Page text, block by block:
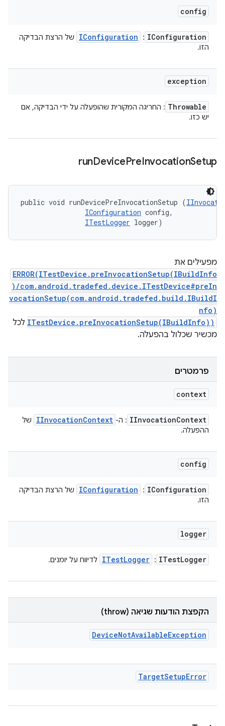
config
IConfiguration
:
IConfiguration
של הרצת הבדיקה
הזו.
exception
Throwable : החריגה המקורית שהופעלה על ידי הבדיקה, אם
יש כזו.
runDevicePreInvocationSetup
public void runDevicePreInvocationSetup (
IConfiguration config,
ITestLogger logger)
מפעילים את
ERROR(ITestDevice.preInvocationSetup(IBuildInfo
)/com.android.tradefed.device.ITestDevice#preIn
vocationSetup(com.android.tradefed.build.IBuildI
nfo)
ITestDevice.preInvocationSetup(IBuildInfo)) לכל
מכשיר שכלול בהפעלה.
פרמטרים
context
IInvocationContext : ה- IInvocationContext
של
ההפעלה.
config
IConfiguration
:
IConfiguration
של הרצת הבדיקה
הזו.
logger
ITestLogger
:
ITestLogger לדיווח על יומנים.
הקפצת הודעות שגיאה (throw)
DeviceNotAvailableException
TargetSetupError